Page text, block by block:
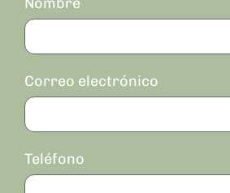
Correo electrónico
Teléfono